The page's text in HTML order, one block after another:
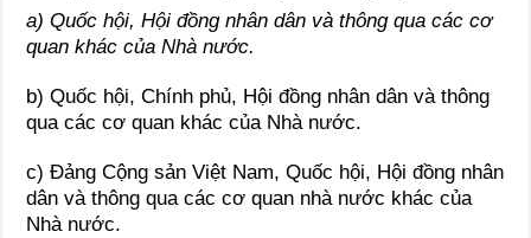
a) Quốc hội, Hội đồng nhân dân và thông qua các cơ
quan khác của Nhà nước.
b) Quốc hội, Chính phủ, Hội đồng nhân dân và thông
qua các cơ quan khác của Nhà nước.
c) Đảng Cộng sản Việt Nam, Quốc hội, Hội đồng nhân
dân và thông qua các cơ quan nhà nước khác của
Nhà nước.